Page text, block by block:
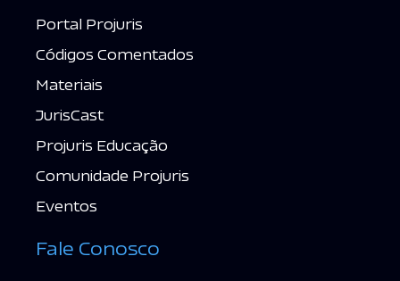
Portal Projuris
Códigos Comentados
Materiais
JurisCast
Projuris Educação
Comunidade Projuris
Eventos
Fale Conosco